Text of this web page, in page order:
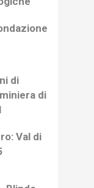
di
di
Val di